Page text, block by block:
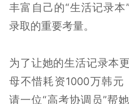
丰富自己的“生活记录
录取的重要考量。
为了让她的生活记录本
母不惜耗资1000万韩元
请一位“高考协调员”帮